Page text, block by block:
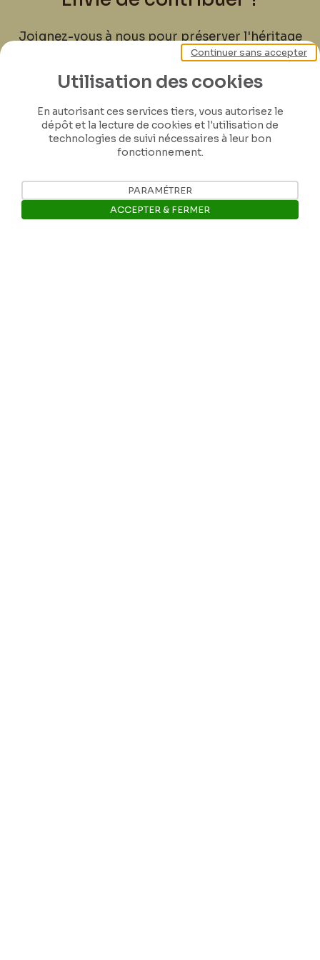
Joignez-vous à nous pour préserver l'héritage
de Félicien Rops ! Partagez vos lettres,
documents et connaissances afin de
contribuer à faire perdurer son œuvre pour
les générations futures.
Je contribue
Utilisation des cookies
En autorisant ces services tiers, vous autorisez le
dépôt et la lecture de cookies et l'utilisation de
technologies de suivi nécessaires à leur bon
fonctionnement.
Continuer sans accepter
PARAMÉTRER
ACCEPTER & FERMER